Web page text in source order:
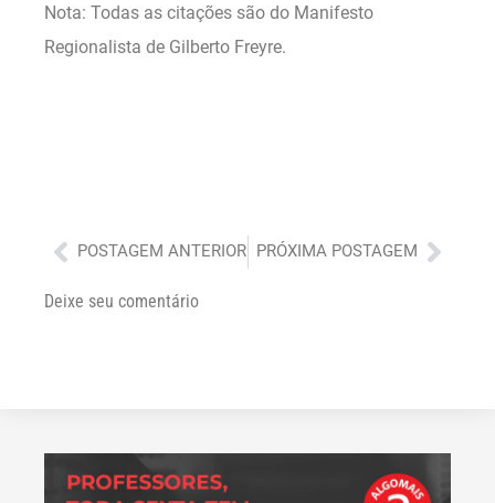
Nota: Todas as citações são do Manifesto
Regionalista de Gilberto Freyre.
Anterior
POSTAGEM ANTERIOR PRÓXIMA POSTAGEM
Deixe seu comentário